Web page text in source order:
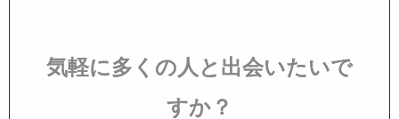
気軽に多くの人と出会いたいで
すか？